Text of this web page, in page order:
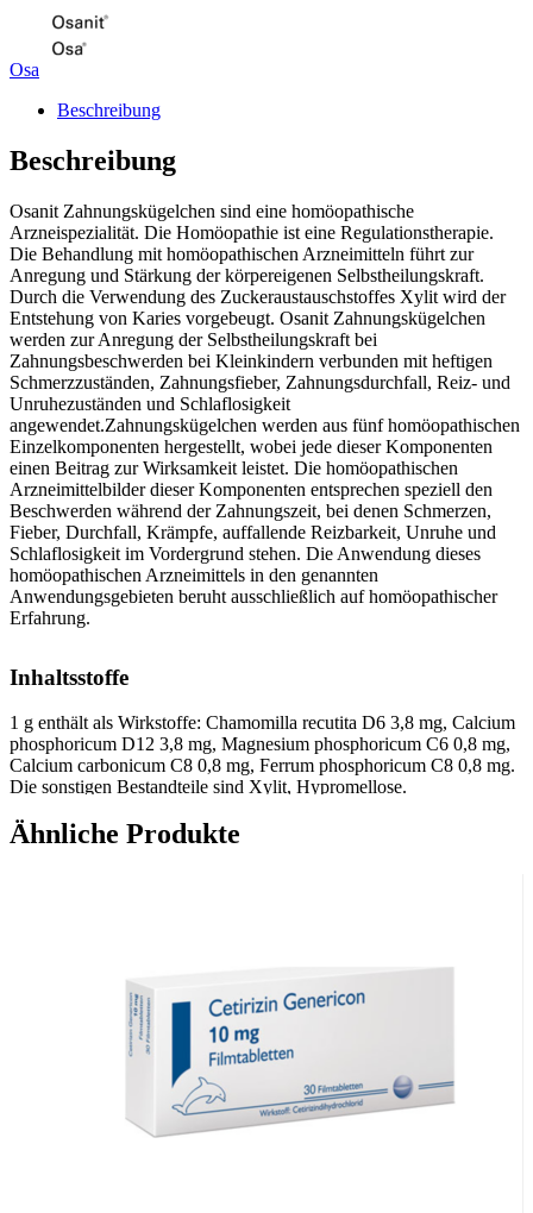
Osa
Beschreibung
Beschreibung
Osanit Zahnungskügelchen sind eine homöopathische
Arzneispezialität. Die Homöopathie ist eine Regulationstherapie.
Die Behandlung mit homöopathischen Arzneimitteln führt zur
Anregung und Stärkung der körpereigenen Selbstheilungskraft.
Durch die Verwendung des Zuckeraustauschstoffes Xylit wird der
Entstehung von Karies vorgebeugt. Osanit Zahnungskügelchen
werden zur Anregung der Selbstheilungskraft bei
Zahnungsbeschwerden bei Kleinkindern verbunden mit heftigen
Schmerzzuständen, Zahnungsfieber, Zahnungsdurchfall, Reiz- und
Unruhezuständen und Schlaflosigkeit
angewendet.Zahnungskügelchen werden aus fünf homöopathischen
Einzelkomponenten hergestellt, wobei jede dieser Komponenten
einen Beitrag zur Wirksamkeit leistet. Die homöopathischen
Arzneimittelbilder dieser Komponenten entsprechen speziell den
Beschwerden während der Zahnungszeit, bei denen Schmerzen,
Fieber, Durchfall, Krämpfe, auffallende Reizbarkeit, Unruhe und
Schlaflosigkeit im Vordergrund stehen. Die Anwendung dieses
homöopathischen Arzneimittels in den genannten
Anwendungsgebieten beruht ausschließlich auf homöopathischer
Erfahrung.
Inhaltsstoffe
1 g enthält als Wirkstoffe: Chamomilla recutita D6 3,8 mg, Calcium
phosphoricum D12 3,8 mg, Magnesium phosphoricum C6 0,8 mg,
Calcium carbonicum C8 0,8 mg, Ferrum phosphoricum C8 0,8 mg.
Die sonstigen Bestandteile sind Xylit, Hypromellose.
Anwendung
Besondere Hinweise
Osanit Zahnungskügelchen sind zuckerfrei.Trägerstoff für die
Kügelchen ist Xylit, ein natürlicher Zuckeraustauschstoff, der
nahezu die gleiche Süßkraft wie Saccharose hat. Eine
hervorstechende Eigenschaft von Xylit ist seine karieshemmende
Ähnliche Produkte